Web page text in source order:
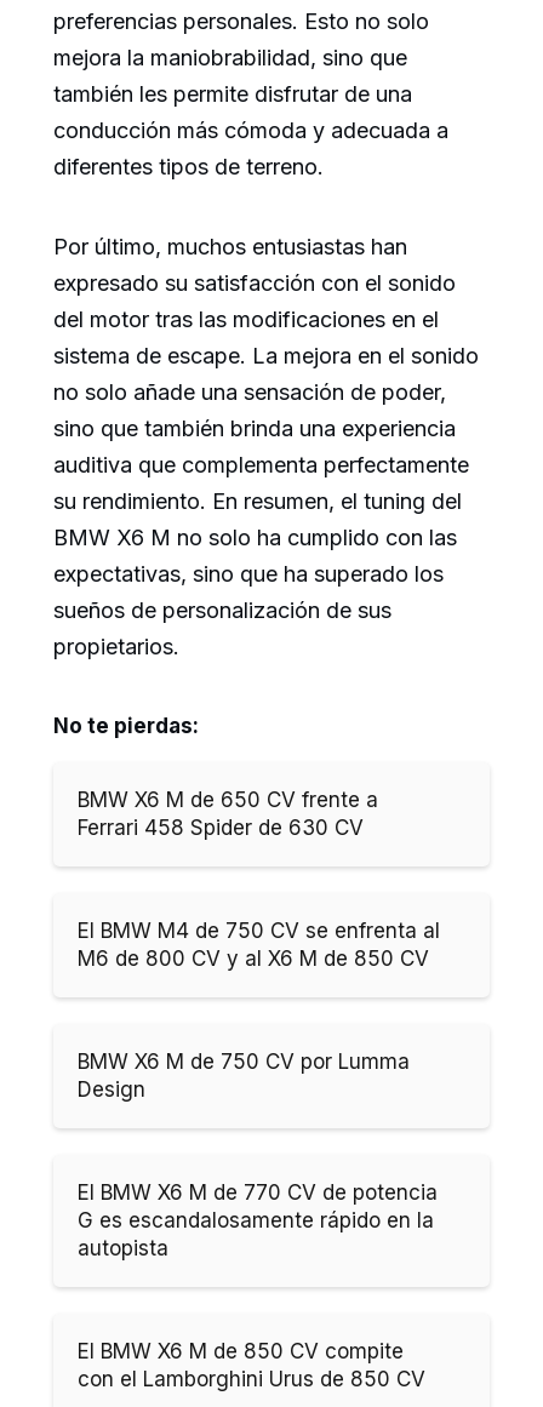
preferencias personales. Esto no solo
mejora la maniobrabilidad, sino que
también les permite disfrutar de una
conducción más cómoda y adecuada a
diferentes tipos de terreno.
Por último, muchos entusiastas han
expresado su satisfacción con el sonido
del motor tras las modificaciones en el
sistema de escape. La mejora en el sonido
no solo añade una sensación de poder,
sino que también brinda una experiencia
auditiva que complementa perfectamente
su rendimiento. En resumen, el tuning del
BMW X6 M no solo ha cumplido con las
expectativas, sino que ha superado los
sueños de personalización de sus
propietarios.
No te pierdas:
BMW X6 M de 650 CV frente a
Ferrari 458 Spider de 630 CV
El BMW M4 de 750 CV se enfrenta al
M6 de 800 CV y al X6 M de 850 CV
BMW X6 M de 750 CV por Lumma
Design
El BMW X6 M de 770 CV de potencia
G es escandalosamente rápido en la
autopista
El BMW X6 M de 850 CV compite
con el Lamborghini Urus de 850 CV